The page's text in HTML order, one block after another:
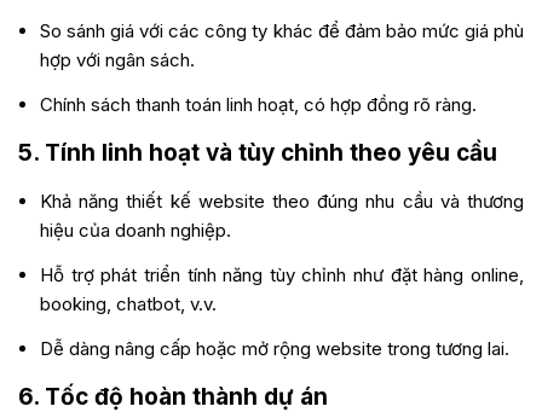
So sánh giá với các công ty khác để đảm bảo mức giá phù
hợp với ngân sách.
Chính sách thanh toán linh hoạt, có hợp đồng rõ ràng.
5. Tính linh hoạt và tùy chỉnh theo yêu cầu
Khả năng thiết kế website theo đúng nhu cầu và thương
hiệu của doanh nghiệp.
Hỗ trợ phát triển tính năng tùy chỉnh như đặt hàng online,
booking, chatbot, v.v.
Dễ dàng nâng cấp hoặc mở rộng website trong tương lai.
6. Tốc độ hoàn thành dự án